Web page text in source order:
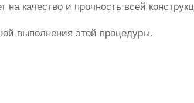
качество и прочность всей
выполнения этой процедуры.